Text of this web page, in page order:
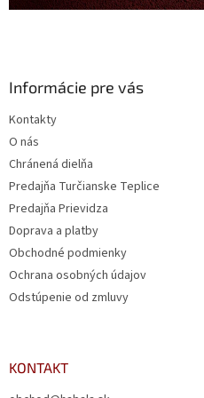
Informácie pre vás
Kontakty
O nás
Chránená dielňa
Predajňa Turčianske Teplice
Predajňa Prievidza
Doprava a platby
Obchodné podmienky
Ochrana osobných údajov
Odstúpenie od zmluvy
KONTAKT